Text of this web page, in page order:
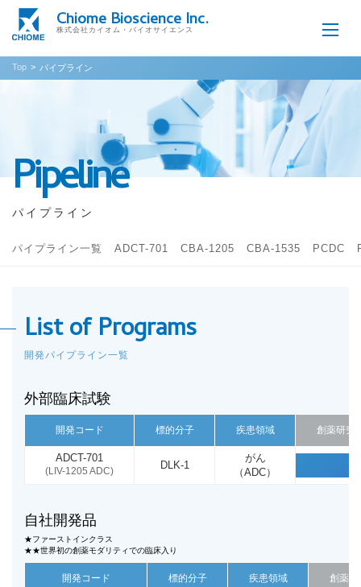
Chiome Bioscience Inc.
株式会社カイオム・バイオサイエンス
Top パイプライン
Pipeline
パイプライン
パイプライン一覧 ADCT-701 CBA-1205 CBA-1535 PCDC
List of Programs
開発パイプライン一覧
外部臨床試験
開発コード 標的分子 疾患領域 創薬研究
ADCT-701
(LIV-1205 ADC) DLK-1
がん
（ADC）
自社開発品
★ファーストインクラス
★★世界初の創薬モダリティでの臨床入り
開発コード 標的分子 疾患領域 創薬研